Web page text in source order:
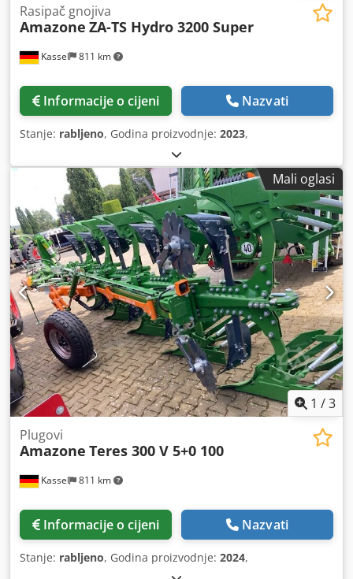
Kassel 811 km
Rasipač gnojiva
Amazone ZA-TS Hydro 3200 Super
Informacije o cijeni Nazvati
Stanje: rabljeno, Godina proizvodnje: 2023,
Mali oglasi
1 /3
Kassel 811 km
Plugovi
Amazone Teres 300 V 5+0 100
Informacije o cijeni Nazvati
Stanje: rabljeno, Godina proizvodnje: 2024,